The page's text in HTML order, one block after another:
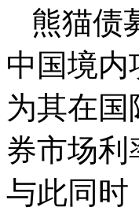
熊猫债
中国境
为其在
券市场
与此同时